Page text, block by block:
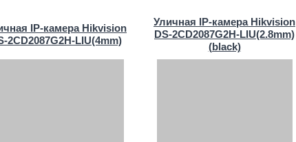
IP‑камера Hikvision
2CD2087G2H-LIU(4mm)
Уличная IP‑камера Hikvision
DS-2CD2087G2H-LIU(2.8mm)
(black)